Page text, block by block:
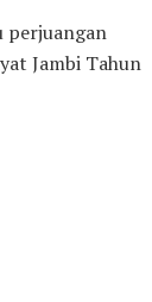
perjuangan
Jambi Tahun